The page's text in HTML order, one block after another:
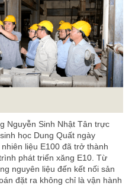
Nguyễn Sinh Nhật Tân trực
học Dung Quất ngày
liệu E100 đã trở thành
phát triển xăng E10. Từ
nguyên liệu đến kết nối sản
đặt ra không chỉ là vận hành